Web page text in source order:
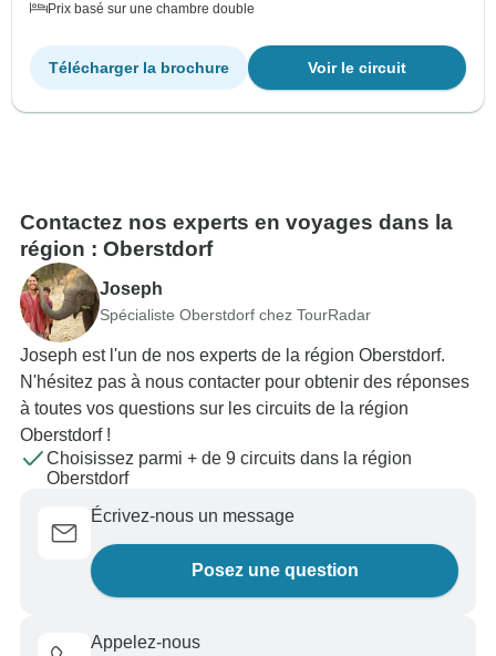
Prix basé sur une chambre double
Voir le circuit
Télécharger la brochure
Contactez nos experts en voyages dans la
région : Oberstdorf
Joseph
Spécialiste Oberstdorf chez TourRadar
Joseph est l'un de nos experts de la région Oberstdorf.
N'hésitez pas à nous contacter pour obtenir des réponses
à toutes vos questions sur les circuits de la région
Oberstdorf !
Choisissez parmi + de 9 circuits dans la région
Oberstdorf
Écrivez-nous un message
Posez une question
Appelez-nous